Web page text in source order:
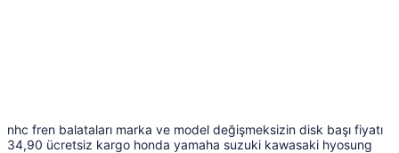
nhc fren balataları marka ve model değişmeksizin disk başı fiyatı
34,90 ücretsiz kargo honda yamaha suzuki kawasaki hyosung